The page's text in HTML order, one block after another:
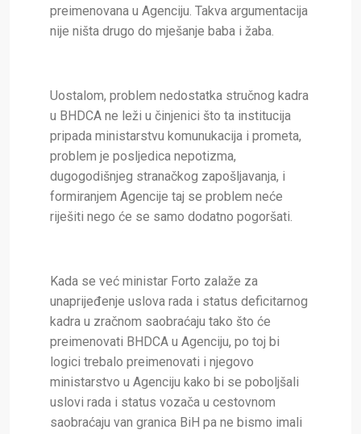
preimenovana u Agenciju. Takva argumentacija
nije ništa drugo do mješanje baba i žaba.
Uostalom, problem nedostatka stručnog kadra
u BHDCA ne leži u činjenici što ta institucija
pripada ministarstvu komunukacija i prometa,
problem je posljedica nepotizma,
dugogodišnjeg stranačkog zapošljavanja, i
formiranjem Agencije taj se problem neće
riješiti nego će se samo dodatno pogoršati.
Kada se već ministar Forto zalaže za
unaprijeđenje uslova rada i status deficitarnog
kadra u zračnom saobraćaju tako što će
preimenovati BHDCA u Agenciju, po toj bi
logici trebalo preimenovati i njegovo
ministarstvo u Agenciju kako bi se poboljšali
uslovi rada i status vozača u cestovnom
saobraćaju van granica BiH pa ne bismo imali